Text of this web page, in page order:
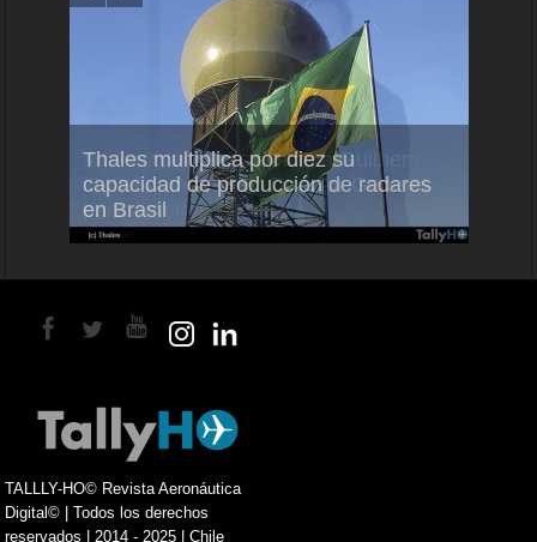
Thales multiplica por diez su
capacidad de producción de radares
en Brasil
TALLLY-HO© Revista Aeronáutica
Digital© | Todos los derechos
reservados | 2014 - 2025 | Chile